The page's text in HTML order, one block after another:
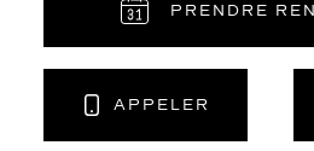
PRENDRE
APPELER